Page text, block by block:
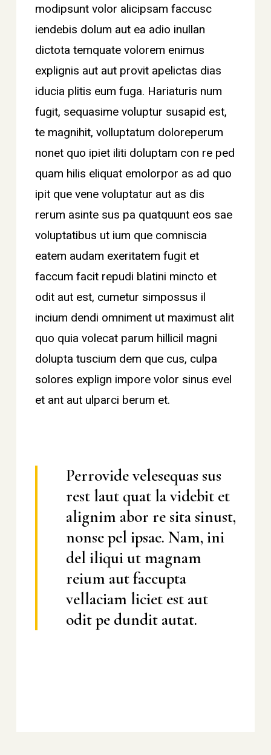
modipsunt volor alicipsam faccusc
iendebis dolum aut ea adio inullan
dictota temquate volorem enimus
explignis aut aut provit apelictas dias
iducia plitis eum fuga. Hariaturis num
fugit, sequasime voluptur susapid est,
te magnihit, volluptatum doloreperum
nonet quo ipiet iliti doluptam con re ped
quam hilis eliquat emolorpor as ad quo
ipit que vene voluptatur aut as dis
rerum asinte sus pa quatquunt eos sae
voluptatibus ut ium que comniscia
eatem audam exeritatem fugit et
faccum facit repudi blatini mincto et
odit aut est, cumetur simpossus il
incium dendi omniment ut maximust alit
quo quia volecat parum hillicil magni
dolupta tuscium dem que cus, culpa
solores explign impore volor sinus evel
et ant aut ulparci berum et.
Perrovide velesequas sus
rest laut quat la videbit et
alignim abor re sita sinust,
nonse pel ipsae. Nam, ini
del iliqui ut magnam
reium aut faccupta
vellaciam liciet est aut
odit pe dundit autat.